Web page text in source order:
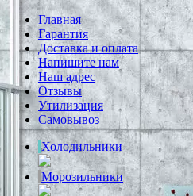
Главная
Гарантия
Доставка и оплата
Напишите нам
Наш адрес
Отзывы
Утилизация
Самовывоз
Холодильники
Морозильники